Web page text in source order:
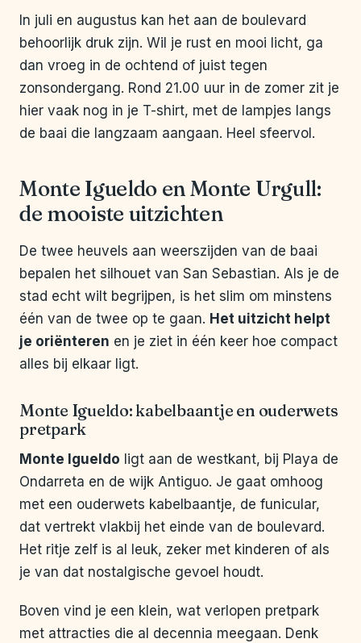
In juli en augustus kan het aan de boulevard
behoorlijk druk zijn. Wil je rust en mooi licht, ga
dan vroeg in de ochtend of juist tegen
zonsondergang. Rond 21.00 uur in de zomer zit je
hier vaak nog in je T-shirt, met de lampjes langs
de baai die langzaam aangaan. Heel sfeervol.
Monte Igueldo en Monte Urgull:
de mooiste uitzichten
De twee heuvels aan weerszijden van de baai
bepalen het silhouet van San Sebastian. Als je de
stad echt wilt begrijpen, is het slim om minstens
één van de twee op te gaan. Het uitzicht helpt
je oriënteren en je ziet in één keer hoe compact
alles bij elkaar ligt.
Monte Igueldo: kabelbaantje en ouderwets
pretpark
Monte Igueldo ligt aan de westkant, bij Playa de
Ondarreta en de wijk Antiguo. Je gaat omhoog
met een ouderwets kabelbaantje, de funicular,
dat vertrekt vlakbij het einde van de boulevard.
Het ritje zelf is al leuk, zeker met kinderen of als
je van dat nostalgische gevoel houdt.
Boven vind je een klein, wat verlopen pretpark
met attracties die al decennia meegaan. Denk